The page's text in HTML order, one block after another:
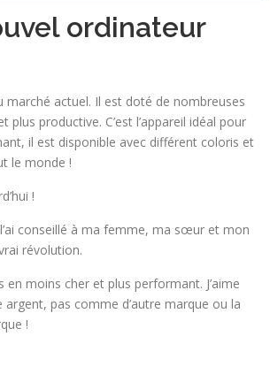
ordinateur
actuel. Il est doté de nombreuses
productive. C’est l’appareil idéal pour
il est disponible avec différent coloris et
le monde !
!
conseillé à ma femme, ma sœur et mon
révolution.
moins cher et plus performant. J’aime
pas comme d’autre marque ou la
!